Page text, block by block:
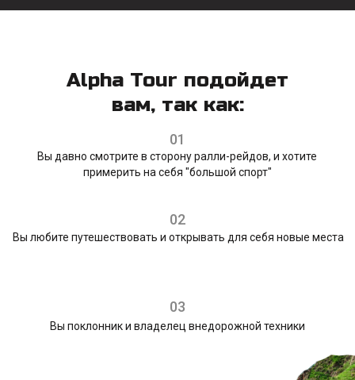
Вы любите путешествовать и открывать для себя новые места
02
Вы давно смотрите в сторону ралли-рейдов, и хотите
примерить на себя "большой спорт"
01
Alpha Tour подойдет
вам, так как:
03
Вы поклонник и владелец внедорожной техники